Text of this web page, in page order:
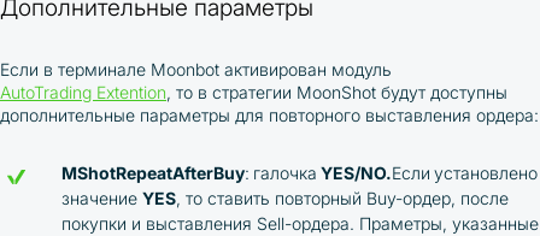
Дополнительные параметры
Если в терминале Moonbot активирован модуль
AutoTrading Extention, то в стратегии MoonShot будут доступны
дополнительные параметры для повторного выставления ордера:
MShotRepeatAfterBuy: галочка YES/NO.Если установлено
значение YES, то ставить повторный Buy-ордер, после
покупки и выставления Sell-ордера. Праметры, указанные